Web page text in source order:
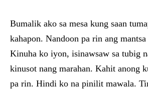
Bumalik ako sa mesa kung saan
kahapon. Nandoon pa rin ang
Kinuha ko iyon, isinawsaw sa tubig
kinusot nang marahan. Kahit anong
pa rin. Hindi ko na pinilit mawala.